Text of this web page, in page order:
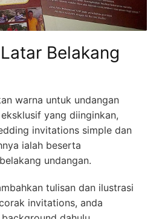
Belakang
warna untuk undangan
yang diinginkan,
invitations simple dan
ialah beserta
undangan.
tulisan dan ilustrasi
invitations, anda